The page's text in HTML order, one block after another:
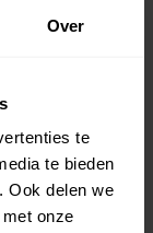
Over
te
te bieden
Ook delen we
onze
(koopsom